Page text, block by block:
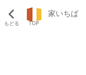
もどる TOP
家いちば